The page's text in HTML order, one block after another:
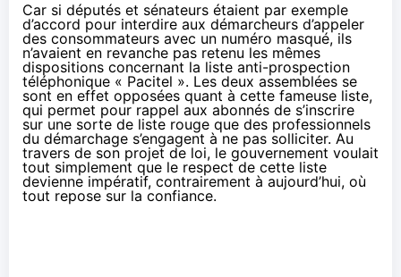
Car si députés et sénateurs étaient par exemple
d’accord pour interdire aux démarcheurs d’appeler
des consommateurs avec un numéro masqué, ils
n’avaient en revanche pas retenu les mêmes
dispositions concernant la liste anti-prospection
téléphonique « Pacitel ». Les deux assemblées se
sont en effet opposées quant à cette fameuse liste,
qui permet pour rappel aux abonnés de s’inscrire
sur une sorte de liste rouge que des professionnels
du démarchage s’engagent à ne pas solliciter. Au
travers de son projet de loi, le gouvernement voulait
tout simplement que le respect de cette liste
devienne impératif, contrairement à aujourd’hui, où
tout repose sur la confiance.